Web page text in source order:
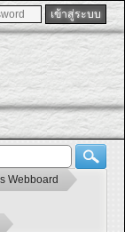
Webboard